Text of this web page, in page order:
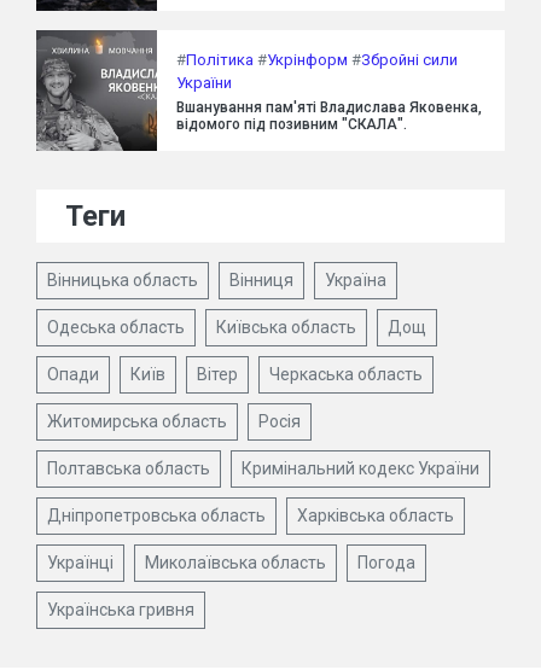
#Політика #Укрінформ #Збройні сили
України
Вшанування пам'яті Владислава Яковенка,
відомого під позивним "СКАЛА".
Теги
Вінницька область Вінниця Україна
Одеська область Київська область Дощ
Опади Київ Вітер Черкаська область
Житомирська область Росія
Полтавська область Кримінальний кодекс України
Дніпропетровська область Харківська область
Українці Миколаївська область Погода
Українська гривня